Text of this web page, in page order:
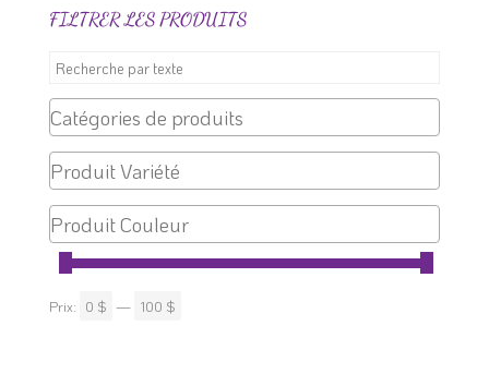
du
produit
FILTRER LES PRODUITS
Prix: 0 $ — 100 $